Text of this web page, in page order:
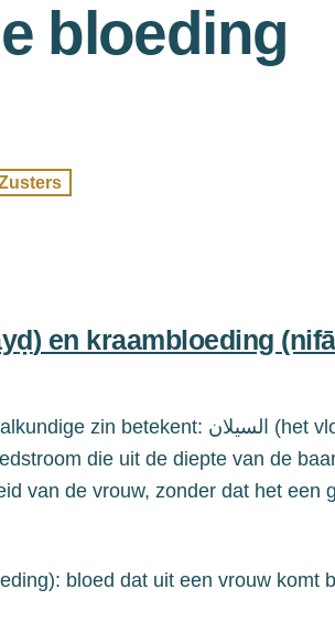
bloeding
ḍ) en kraambloeding
zin betekent: (het
die uit de diepte van de
van de vrouw, zonder dat het een
bloed dat uit een vrouw komt